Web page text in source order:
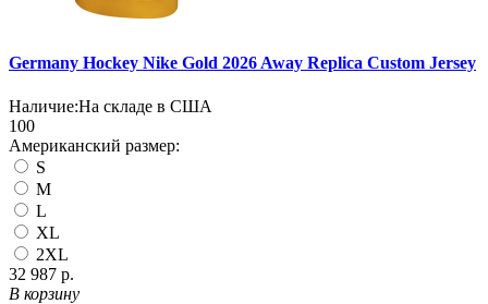
Germany Hockey Nike Gold 2026 Away Replica Custom Jersey
Наличие:На складе в США
100
Американский размер:
S
M
L
XL
2XL
32 987 р.
В корзину